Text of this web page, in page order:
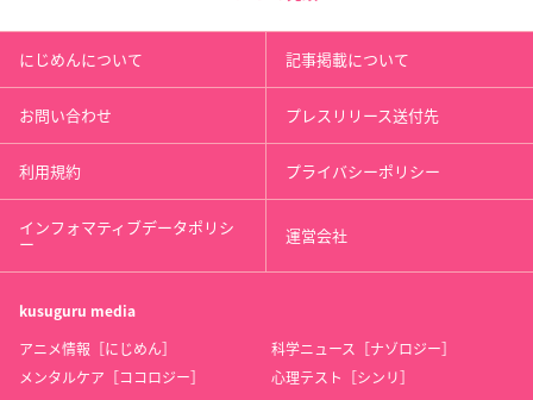
にじめんについて 記事掲載について
お問い合わせ プレスリリース送付先
利用規約 プライバシーポリシー
インフォマティブデータポリシ
ー 運営会社
kusuguru media
アニメ情報［にじめん］
科学ニュース［ナゾロジー］
メンタルケア［ココロジー］
心理テスト［シンリ］